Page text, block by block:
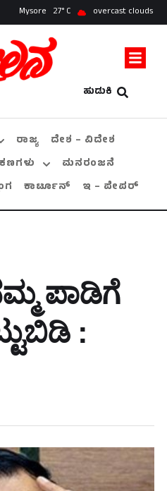
Mysore 27 overcast clouds
ಹುಡುಕಿ
ರಾಜ್ಯ
ದೇಶ – ವಿದೇಶ
ಮನರಂಜನೆ
ಕಾರ್ಟೂನ್ ಇ – ಪೇಪರ್
ಪಾಡಿಗೆ
: